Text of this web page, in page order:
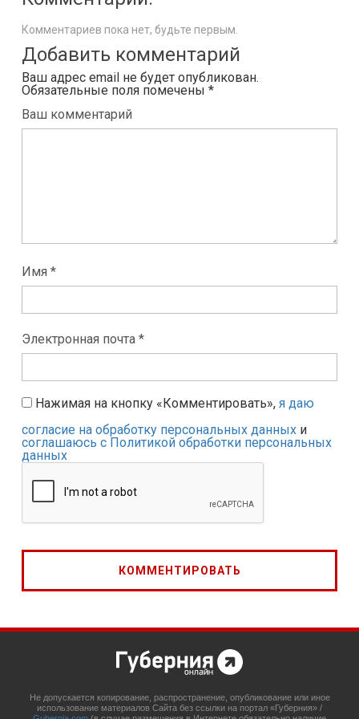
Комментариев пока нет, будьте первым.
Добавить комментарий
Ваш адрес email не будет опубликован.
Обязательные поля помечены *
Ваш комментарий
Имя *
Электронная почта *
Нажимая на кнопку «Комментировать», я даю
согласие на обработку персональных данных и
соглашаюсь с Политикой обработки персональных
данных
Не допускается копирование, распространение, опубликование или иное
использование материалов Сайта без ссылки на портал «Губерния» /